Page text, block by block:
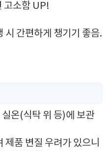
고소함 UP!
시 간편하게 챙기기 좋음.
온(식탁 위 등)에 보관
제품 변질 우려가 있으니